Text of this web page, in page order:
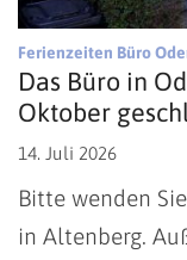
Ferienzeiten Büro
Das Büro in
Oktober
14. Juli 2026
Bitte wenden
in Altenberg.